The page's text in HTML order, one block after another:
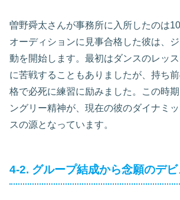
曽野舜太さんが事務所に入所したのは10
オーディションに見事合格した彼は、
動を開始します。最初はダンスのレッ
に苦戦することもありましたが、持ち
格で必死に練習に励みました。この時
ングリー精神が、現在の彼のダイナミ
スの源となっています。
4-2. グループ結成から念願のデ